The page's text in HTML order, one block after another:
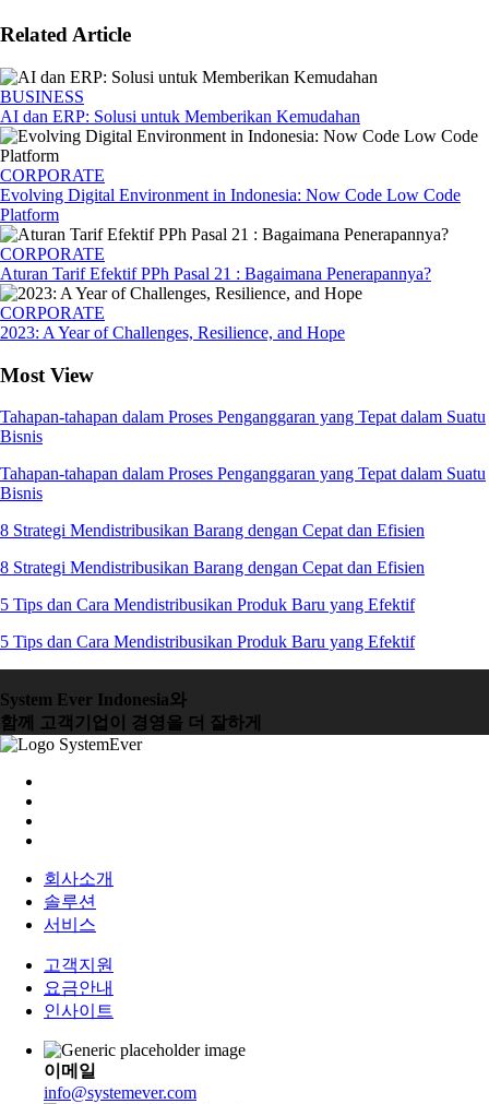
Related Article
BUSINESS
AI dan ERP: Solusi untuk Memberikan Kemudahan
CORPORATE
Evolving Digital Environment in Indonesia: Now Code Low Code
Platform
CORPORATE
Aturan Tarif Efektif PPh Pasal 21 : Bagaimana Penerapannya?
CORPORATE
2023: A Year of Challenges, Resilience, and Hope
Most View
Tahapan-tahapan dalam Proses Penganggaran yang Tepat dalam Suatu
Bisnis
Tahapan-tahapan dalam Proses Penganggaran yang Tepat dalam Suatu
Bisnis
8 Strategi Mendistribusikan Barang dengan Cepat dan Efisien
8 Strategi Mendistribusikan Barang dengan Cepat dan Efisien
5 Tips dan Cara Mendistribusikan Produk Baru yang Efektif
5 Tips dan Cara Mendistribusikan Produk Baru yang Efektif
System Ever Indonesia와
함께 고객기업이 경영을 더 잘하게
회사소개
솔루션
서비스
고객지원
요금안내
인사이트
이메일
info@systemever.com